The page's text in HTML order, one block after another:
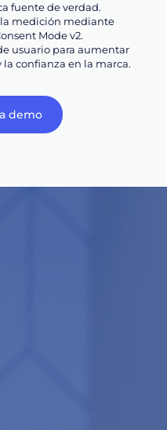
fuente de verdad.
la medición mediante
Mode v2.
usuario para aumentar
confianza en la marca.
demo